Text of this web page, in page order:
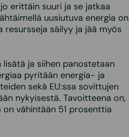
erittäin suuri ja se jatkaa
uusiutuva energia on
säilyy ja jää myös
ja siihen panostetaan
pyritään energia- ja
sekä EU:ssa sovittujen
nykyisestä. Tavoitteena on,
vähintään 51 prosenttia